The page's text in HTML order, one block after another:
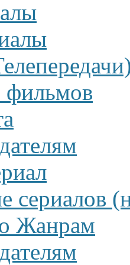
фильмов
сериалов
Жанрам